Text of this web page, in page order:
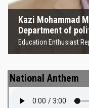
Kazi Mohammad
Department of
Education Enthusiast
National Anthem